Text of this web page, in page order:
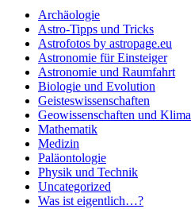
Archäologie
Astro-Tipps und Tricks
Astrofotos by astropage.eu
Astronomie für Einsteiger
Astronomie und Raumfahrt
Biologie und Evolution
Geisteswissenschaften
Geowissenschaften und Klima
Mathematik
Medizin
Paläontologie
Physik und Technik
Uncategorized
Was ist eigentlich…?